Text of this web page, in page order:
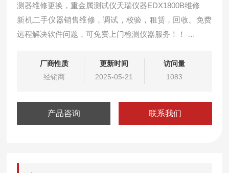
测器维修更换，重金属测试仪天瑞仪器EDX1800B维修
新机二手仪器销售维修，调试，校验，租赁，回收。免费
远程解决软件问题，可免费上门检测仪器服务！！
赁，免费提供相应的技术支持和满意的服务，如有意向和
疑问可来电相谈。
厂商性质
经销商
更新时间
2025-05-21
访问量
1083
产品咨询 联系我们